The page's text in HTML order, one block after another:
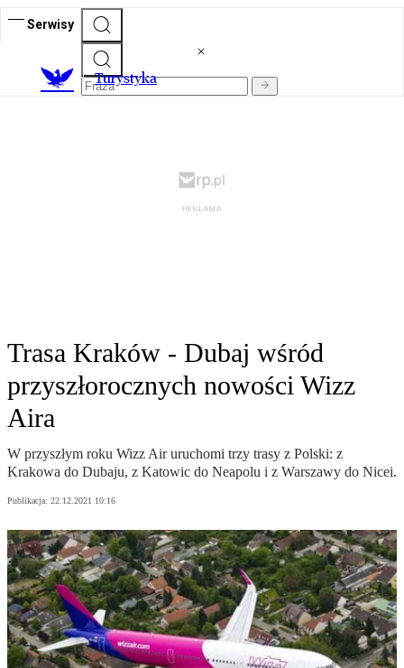
Serwisy
Turystyka
Trasa Kraków - Dubaj wśród
przyszłorocznych nowości Wizz
Aira
W przyszłym roku Wizz Air uruchomi trzy trasy z Polski: z
Krakowa do Dubaju, z Katowic do Neapolu i z Warszawy do Nicei.
Publikacja: 22.12.2021 10:16